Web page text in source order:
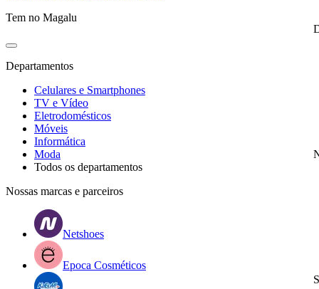
Tem no Magalu
Departamentos
Celulares e Smartphones
TV e Vídeo
Eletrodomésticos
Móveis
Informática
Moda
Todos os departamentos
Nossas marcas e parceiros
Netshoes
Epoca Cosméticos